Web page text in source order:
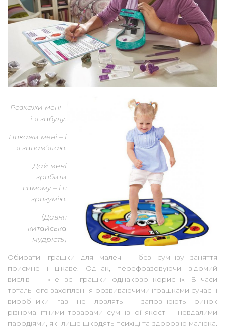
Розкажи мені –
і я забуду.
Покажи мені – і
я запам’ятаю.
Дай мені
зробити
самому – і я
зрозумію.
(Давня
китайська
мудрість)
Обирати іграшки для малечі – без сумніву заняття
приємне і цікаве. Однак, перефразовуючи відомий
вислів – «не всі іграшки однаково корисні». В часи
тотального захоплення розвиваючими іграшками сучасні
виробники ґав не ловлять і заповнюють ринок
різноманітними товарами сумнівної якості – невдалими
пародіями, які лише шкодять психіці та здоров’ю малюка.